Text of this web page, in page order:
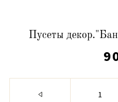
Пусеты